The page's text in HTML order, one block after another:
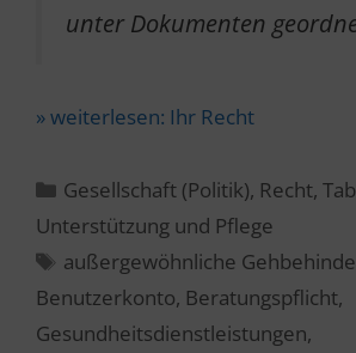
unter Dokumenten
» weiterlesen: Ihr Recht
Kategorien
Gesellschaft (Politik), Recht,
Unterstützung und Pflege
Schlagwörter
außergewöhnliche
Benutzerkonto, Beratungspflicht,
Gesundheitsdienstleistungen,